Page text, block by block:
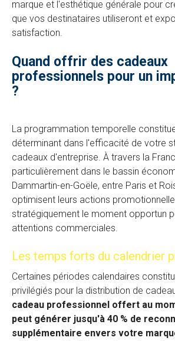
marque et l'esthétique générale pour
que vos destinataires utiliseront et
satisfaction.
Quand offrir des cadeaux
professionnels pour un
?
La programmation temporelle
déterminant dans l'efficacité de votre
cadeaux d'entreprise. À travers la
particulièrement dans le bassin
Dammartin-en-Goële, entre Paris et
optimisent leurs actions
stratégiquement le moment opportun
attentions commerciales.
Les temps forts du calendrier
Certaines périodes calendaires
privilégiés pour la distribution de
cadeau professionnel offert au
peut générer jusqu'à 40 % de
supplémentaire envers votre